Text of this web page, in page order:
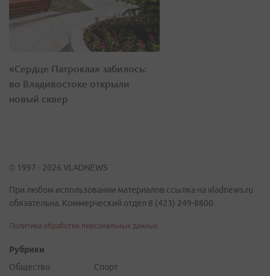
«Сердце Патрокла» забилось:
во Владивостоке открыли
новый сквер
© 1997 - 2026 VLADNEWS
При любом использовании материалов ссылка на vladnews.ru
обязательна. Коммерческий отдел 8 (423) 249-8800
Политика обработки персональных данных
Рубрики
Общество
Спорт